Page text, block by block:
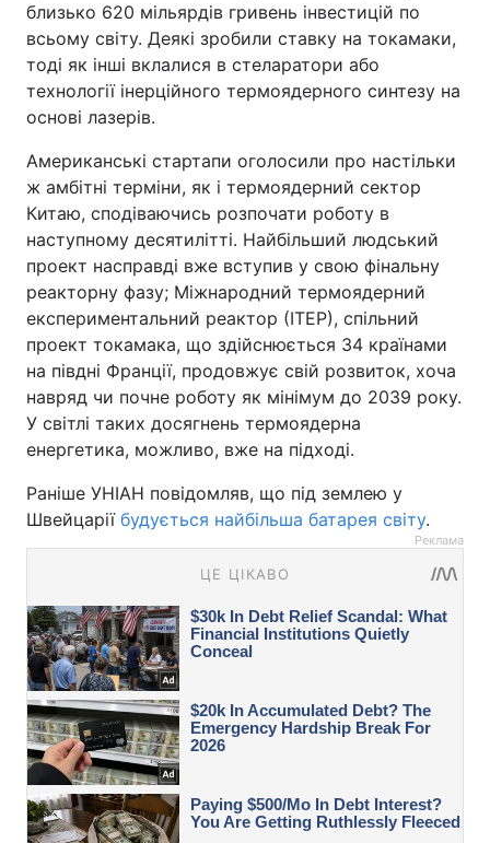
близько 620 мільярдів гривень інвестицій по
всьому світу. Деякі зробили ставку на токамаки,
тоді як інші вклалися в стеларатори або
технології інерційного термоядерного синтезу на
основі лазерів.
Американські стартапи оголосили про настільки
ж амбітні терміни, як і термоядерний сектор
Китаю, сподіваючись розпочати роботу в
наступному десятилітті. Найбільший людський
проект насправді вже вступив у свою фінальну
реакторну фазу; Міжнародний термоядерний
експериментальний реактор (ІТЕР), спільний
проект токамака, що здійснюється 34 країнами
на півдні Франції, продовжує свій розвиток, хоча
навряд чи почне роботу як мінімум до 2039 року.
У світлі таких досягнень термоядерна
енергетика, можливо, вже на підході.
Раніше УНІАН повідомляв, що під землею у
Швейцарії будується найбільша батарея світу.
Реклама